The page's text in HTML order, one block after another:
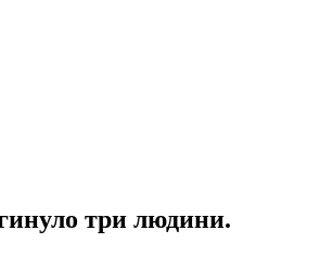
три людини.